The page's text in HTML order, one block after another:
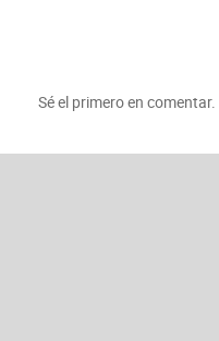
Sé el primero en comentar.